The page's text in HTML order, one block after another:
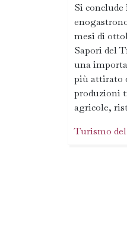
Si
mesi di
Sapori del
una
più attirato
produzioni
agricole,
Turismo